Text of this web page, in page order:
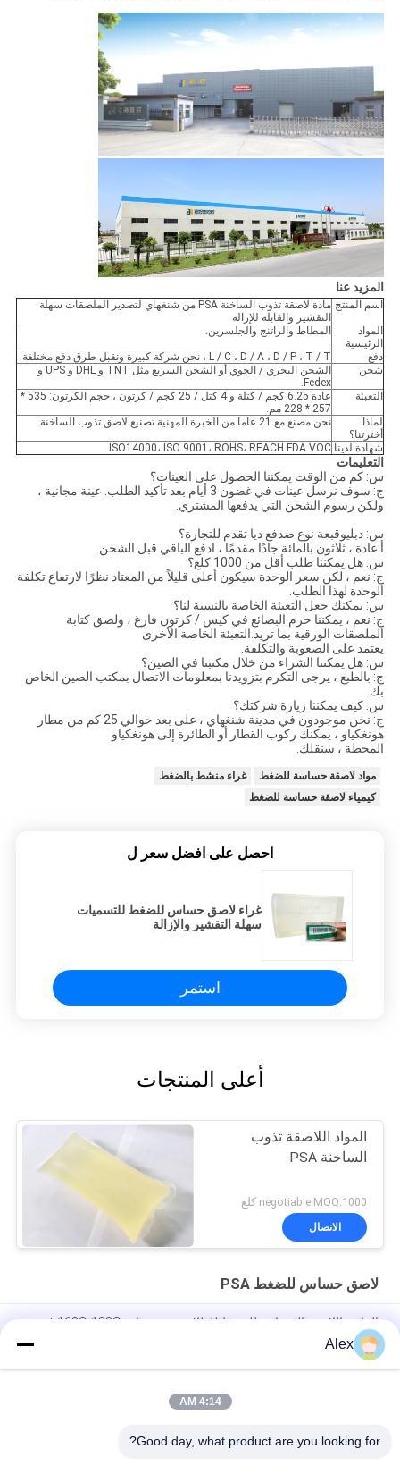
المزيد عنا
اسم المنتج
مادة لاصقة تذوب الساخنة PSA من شنغهاي لتصدير الملصقات سهلة
التقشير والقابلة للإزالة
المواد
الرئيسية
المطاط والراتنج والجلسرين.
دفع
L / C ، D / A ، D / P ، T / T ، نحن شركة كبيرة ونقبل طرق دفع مختلفة.
شحن
الشحن البحري / الجوي أو الشحن السريع مثل TNT و DHL و UPS و
Fedex.
التعبئة
عادة 6.25 كجم / كتلة و 4 كتل / 25 كجم / كرتون ، حجم الكرتون: 535 *
257 * 228 مم.
لماذا
أخترتنا؟
نحن مصنع مع 21 عاما من الخبرة المهنية تصنيع لاصق تذوب الساخنة.
شهادة لدينا ISO14000، ISO 9001، ROHS، REACH FDA VOC.
التعليمات
س: كم من الوقت يمكننا الحصول على العينات؟
ج: سوف نرسل عينات في غضون 3 أيام بعد تأكيد الطلب. عينة مجانية ،
ولكن رسوم الشحن التي يدفعها المشتري.
س: دبليوقبعة نوع صدفع ديا تقدم للتجارة؟
أ:عادة ، ثلاثون بالمائة جادًا مقدمًا ، ادفع الباقي قبل الشحن.
س: هل يمكننا طلب أقل من 1000 كلغ؟
ج: نعم ، لكن سعر الوحدة سيكون أعلى قليلاً من المعتاد نظرًا لارتفاع تكلفة
الوحدة لهذا الطلب.
س: يمكنك جعل التعبئة الخاصة بالنسبة لنا؟
ج: نعم ، يمكننا حزم البضائع في كيس / كرتون فارغ ، ولصق كتابة
الملصقات الورقية بما تريد.التعبئة الخاصة الأخرى
يعتمد على الصعوبة والتكلفة.
س: هل يمكننا الشراء من خلال مكتبنا في الصين؟
ج: بالطبع ، يرجى التكرم بتزويدنا بمعلومات الاتصال بمكتب الصين الخاص
بك.
س: كيف يمكننا زيارة شركتك؟
ج: نحن موجودون في مدينة شنغهاي ، على بعد حوالي 25 كم من مطار
هونغكياو ، يمكنك ركوب القطار أو الطائرة إلى هونغكياو
المحطة ، سنقلك.
مواد لاصقة حساسة للضغط
غراء منشط بالضغط
كيمياء لاصقة حساسة للضغط
احصل على افضل سعر ل
غراء لاصق حساس للضغط للتسميات
سهلة التقشير والإزالة
استمر
أعلى المنتجات
المواد اللاصقة تذوب
الساخنة PSA
negotiable MOQ:1000 كلغ
الاتصال
لاصق حساس للضغط PSA
الراتنج اللاصق الحساس للضغط للطلاء درجة حرارة 160C-180C في
شنغهاي
ذوبان الساخن PSA تصنيف الورق الملصقات الضغط الحساس اللاصق
Alex
4:14 AM
Good day, what product are you looking for?